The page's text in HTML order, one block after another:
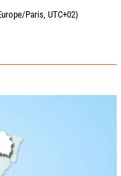
Paris, UTC+02)